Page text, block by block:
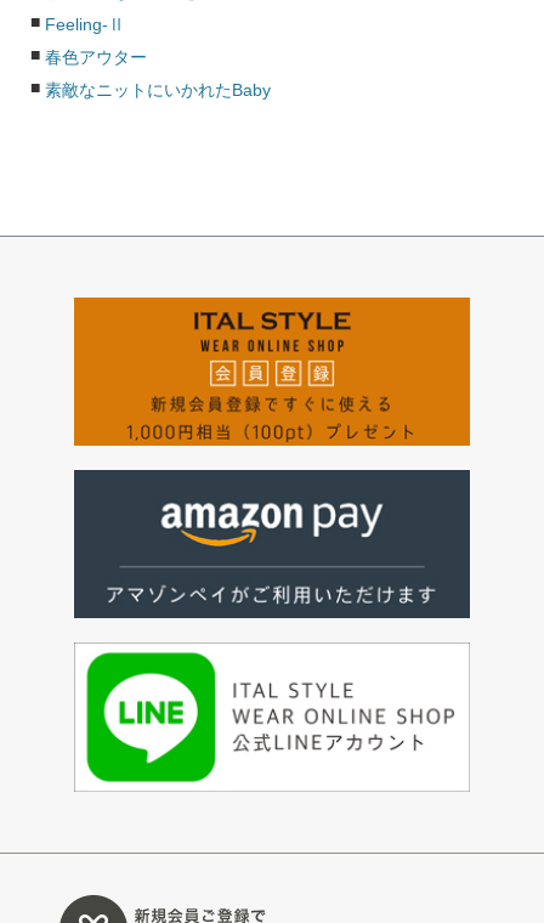
Feeling-Ⅱ
春色アウター
素敵なニットにいかれたBaby